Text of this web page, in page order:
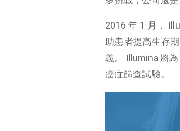
2016 年 1 月，
助患者提高生存
義。 Illumina 將
癌症篩查試驗。